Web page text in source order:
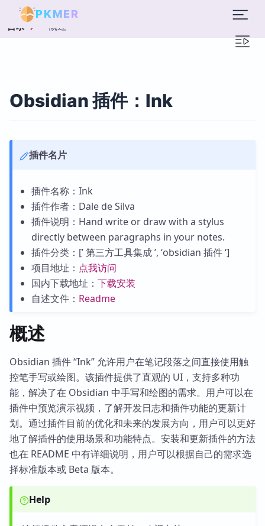
PKMER
目录 概述
Obsidian 插件：Ink
插件名片
插件名称：Ink
插件作者：Dale de Silva
插件说明：Hand write or draw with a stylus
directly between paragraphs in your notes.
插件分类：[’ 第三方工具集成 ’, ‘obsidian 插件 ‘]
项目地址： 点我访问
国内下载地址： 下载安装
自述文件： Readme
概述
Obsidian 插件 “Ink” 允许用户在笔记段落之间直接使用触
控笔手写或绘图。该插件提供了直观的 UI，支持多种功
能，解决了在 Obsidian 中手写和绘图的需求。用户可以在
插件中预览演示视频，了解开发日志和插件功能的更新计
划。通过插件目前的优化和未来的发展方向，用户可以更好
地了解插件的使用场景和功能特点。安装和更新插件的方法
也在 README 中有详细说明，用户可以根据自己的需求选
择标准版本或 Beta 版本。
Help